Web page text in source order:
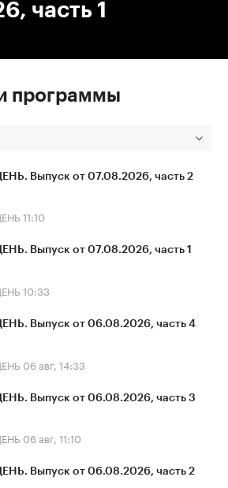
часть 1
программы
Выпуск от 07.08.2026, часть 2
11:10
Выпуск от 07.08.2026, часть 1
10:33
Выпуск от 06.08.2026, часть 4
06 авг, 14:33
Выпуск от 06.08.2026, часть 3
06 авг, 11:10
Выпуск от 06.08.2026, часть 2